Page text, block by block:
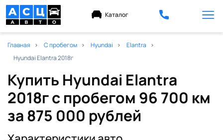
Каталог
Главная С пробегом Hyundai
Elantra
Hyundai Elantra 2018г
Купить Hyundai Elantra
2018г с пробегом 96 700 км
за 875 000 рублей